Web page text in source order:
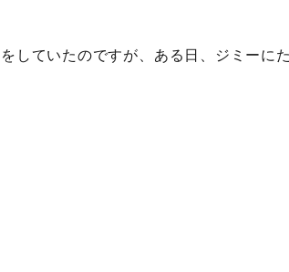
していたのですが、ある日、ジミーに